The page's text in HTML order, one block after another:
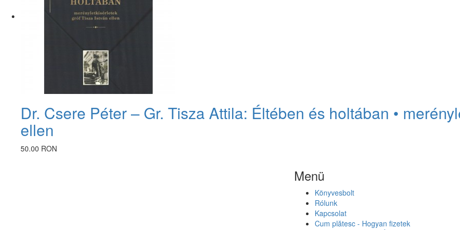
Dr. Csere Péter – Gr. Tisza Attila: Éltében és holtában •
ellen
50.00 RON
Menü
Könyvesbolt
Rólunk
Kapcsolat
Cum plătesc - Hogyan fizetek